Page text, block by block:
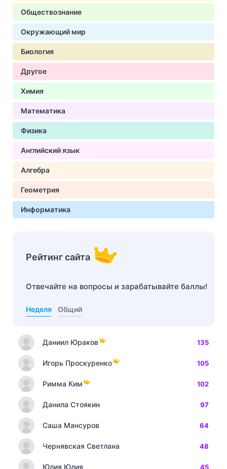
Обществознание
Окружающий мир
Биология
Другое
Химия
Математика
Физика
Английский язык
Алгебра
Геометрия
Информатика
Рейтинг сайта
Отвечайте на вопросы и зарабатывайте баллы!
Неделя Общий
Даниил Юраков 135
Игорь Проскуренко 105
Римма Ким 102
Данила Стоякин 97
Саша Мансуров 64
Чернявская Светлана 48
Юлия Юлия 45